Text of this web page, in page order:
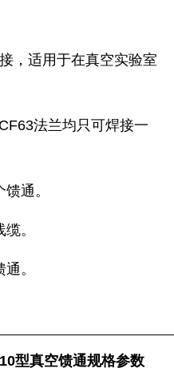
，适用于在真空实验室
法兰均只可焊接一
通。
。
。
型真空馈通规格参数